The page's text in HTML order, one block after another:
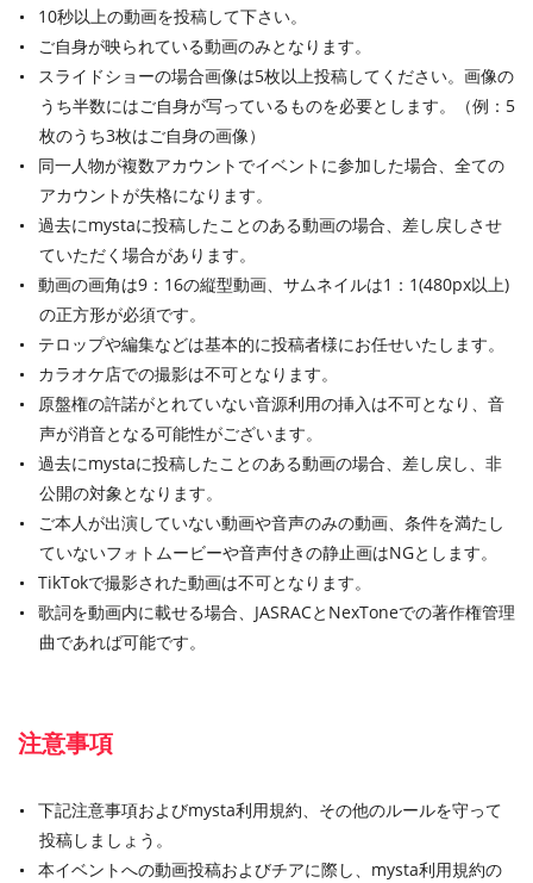
10秒以上の動画を投稿して下さい。
ご自身が映られている動画のみとなります。
スライドショーの場合画像は5枚以上投稿してください。画像の
うち半数にはご自身が写っているものを必要とします。（例：5
枚のうち3枚はご自身の画像）
同一人物が複数アカウントでイベントに参加した場合、全ての
アカウントが失格になります。
過去にmystaに投稿したことのある動画の場合、差し戻しさせ
ていただく場合があります。
動画の画角は9：16の縦型動画、サムネイルは1：1(480px以上)
の正方形が必須です。
テロップや編集などは基本的に投稿者様にお任せいたします。
カラオケ店での撮影は不可となります。
原盤権の許諾がとれていない音源利用の挿入は不可となり、音
声が消音となる可能性がございます。
過去にmystaに投稿したことのある動画の場合、差し戻し、非
公開の対象となります。
ご本人が出演していない動画や音声のみの動画、条件を満たし
ていないフォトムービーや音声付きの静止画はNGとします。
TikTokで撮影された動画は不可となります。
歌詞を動画内に載せる場合、JASRACとNexToneでの著作権管理
曲であれば可能です。
注意事項
下記注意事項およびmysta利用規約、その他のルールを守って
投稿しましょう。
本イベントへの動画投稿およびチアに際し、mysta利用規約の